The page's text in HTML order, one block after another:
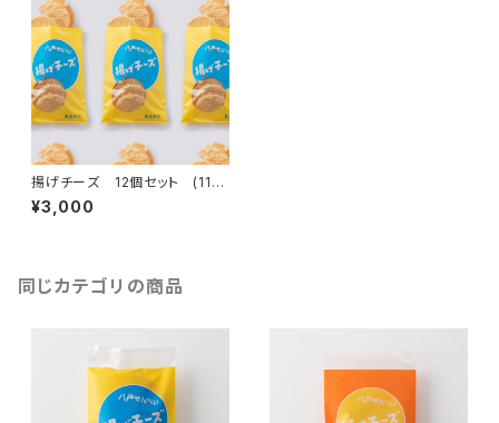
揚げチーズ 12個セット (11月
～値上げ)
¥3,000
同じカテゴリの商品